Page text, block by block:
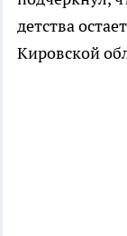
детства
Кировской